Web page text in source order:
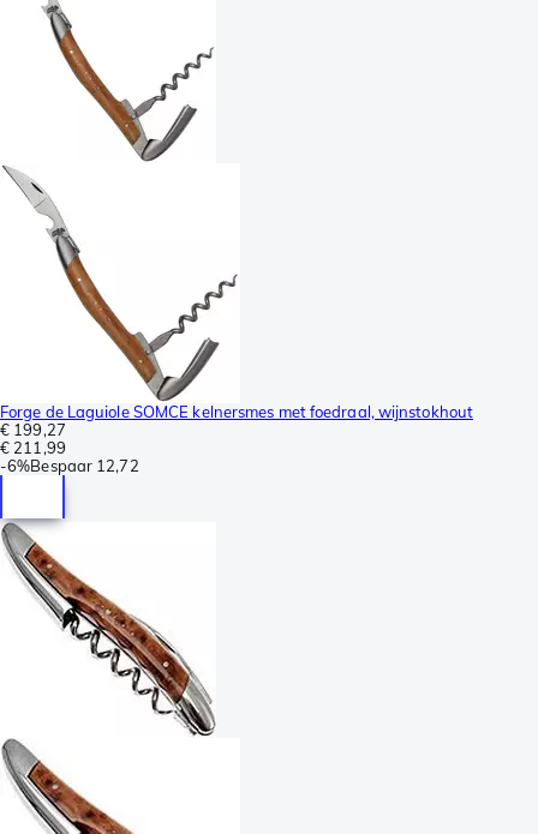
Forge de Laguiole SOMCE kelnersmes met foedraal, wijnstokhout
€ 199,27
€ 211,99
-6%Bespaar 12,72